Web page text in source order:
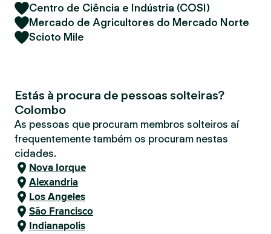
Centro de Ciência e Indústria (COSI)
Mercado de Agricultores do Mercado Norte
Scioto Mile
Estás à procura de pessoas solteiras?
Colombo
As pessoas que procuram membros solteiros aí
frequentemente também os procuram nestas
cidades.
Nova Iorque
Alexandria
Los Angeles
São Francisco
Indianapolis